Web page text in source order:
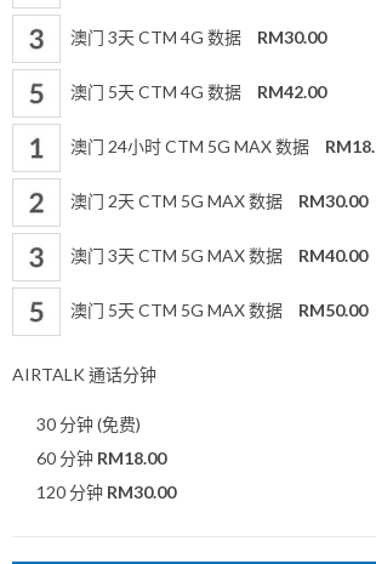
澳门 3天 CTM 4G 数据 RM30.00
澳门 5天 CTM 4G 数据 RM42.00
澳门 24小时 CTM 5G MAX 数据
澳门 2天 CTM 5G MAX 数据 RM30.00
澳门 3天 CTM 5G MAX 数据 RM40.00
澳门 5天 CTM 5G MAX 数据 RM50.00
AIRTALK 通话分钟
30 分钟 (免费)
60 分钟 RM18.00
120 分钟 RM30.00